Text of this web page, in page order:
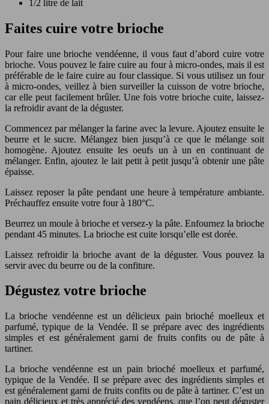
1/2 litre de lait
Faites cuire votre brioche
Pour faire une brioche vendéenne, il vous faut d’abord cuire votre
brioche. Vous pouvez le faire cuire au four à micro-ondes, mais il est
préférable de le faire cuire au four classique. Si vous utilisez un four
à micro-ondes, veillez à bien surveiller la cuisson de votre brioche,
car elle peut facilement brûler. Une fois votre brioche cuite, laissez-
la refroidir avant de la déguster.
Commencez par mélanger la farine avec la levure. Ajoutez ensuite le
beurre et le sucre. Mélangez bien jusqu’à ce que le mélange soit
homogène. Ajoutez ensuite les oeufs un à un en continuant de
mélanger. Enfin, ajoutez le lait petit à petit jusqu’à obtenir une pâte
épaisse.
Laissez reposer la pâte pendant une heure à température ambiante.
Préchauffez ensuite votre four à 180°C.
Beurrez un moule à brioche et versez-y la pâte. Enfournez la brioche
pendant 45 minutes. La brioche est cuite lorsqu’elle est dorée.
Laissez refroidir la brioche avant de la déguster. Vous pouvez la
servir avec du beurre ou de la confiture.
Dégustez votre brioche
La brioche vendéenne est un délicieux pain brioché moelleux et
parfumé, typique de la Vendée. Il se prépare avec des ingrédients
simples et est généralement garni de fruits confits ou de pâte à
tartiner.
La brioche vendéenne est un pain brioché moelleux et parfumé,
typique de la Vendée. Il se prépare avec des ingrédients simples et
est généralement garni de fruits confits ou de pâte à tartiner. C’est un
pain délicieux et très apprécié des vendéens, que l’on peut déguster